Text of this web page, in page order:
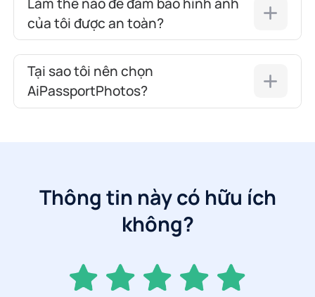
của tôi được an toàn?
Tại sao tôi nên chọn
AiPassportPhotos?
Thông tin này có hữu ích
không?